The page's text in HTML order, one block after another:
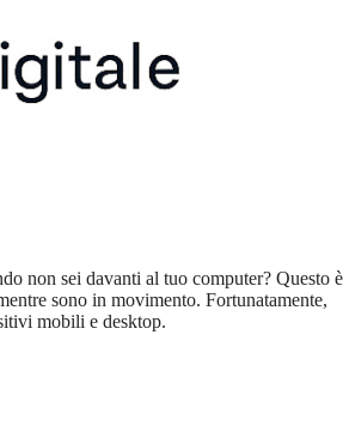
non sei davanti al tuo computer? Questo
sono in movimento. Fortunatamente,
mobili e desktop.